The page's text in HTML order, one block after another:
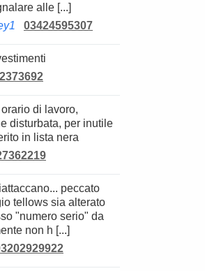
alle [...]
03424595307
disturbata, per inutile
in lista nera
tellows sia alterato
"numero serio" da
non h [...]